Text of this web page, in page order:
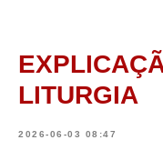
LITURGIA
2026-06-03 08:47